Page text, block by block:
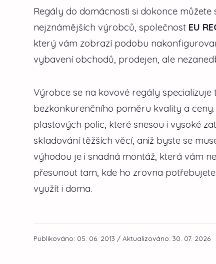
Regály do domácnosti si dokonce
nejznámějších výrobců, společnost EU
který vám zobrazí podobu
vybavení obchodů, prodejen, ale
Výrobce se na kovové regály
bezkonkurenčního poměru kvality a
plastových polic, které snesou i vysoké
skladování těžších věcí, aniž byste se
výhodou je i snadná montáž, která vám
přesunout tam, kde ho zrovna
využít i doma.
Publikováno: 05. 06. 2013 / Aktualizováno: 30. 07. 2026